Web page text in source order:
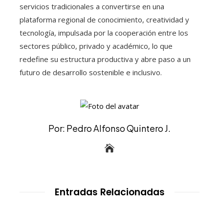
servicios tradicionales a convertirse en una
plataforma regional de conocimiento, creatividad y
tecnología, impulsada por la cooperación entre los
sectores público, privado y académico, lo que
redefine su estructura productiva y abre paso a un
futuro de desarrollo sostenible e inclusivo.
Por: Pedro Alfonso Quintero J.
Entradas Relacionadas